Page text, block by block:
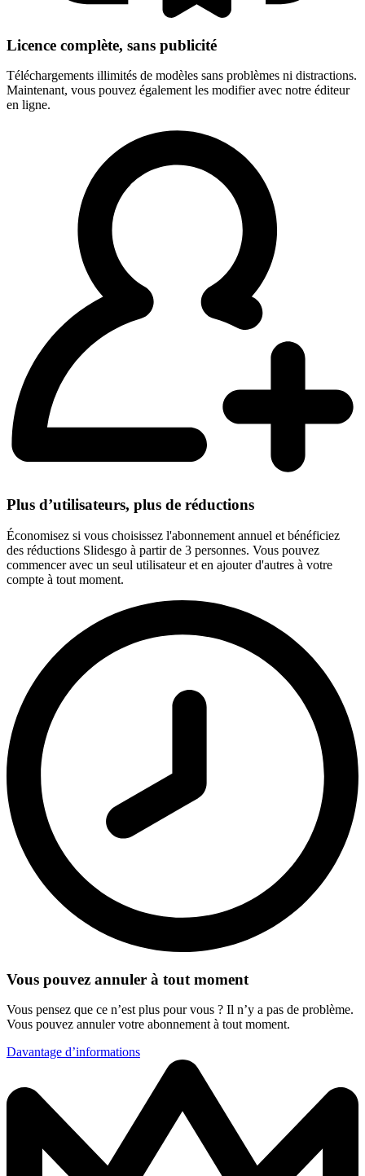
Licence complète, sans publicité
Téléchargements illimités de modèles sans problèmes ni distractions.
Maintenant, vous pouvez également les modifier avec notre éditeur
en ligne.
Plus d’utilisateurs, plus de réductions
Économisez si vous choisissez l'abonnement annuel et bénéficiez
des réductions Slidesgo à partir de 3 personnes. Vous pouvez
commencer avec un seul utilisateur et en ajouter d'autres à votre
compte à tout moment.
Vous pouvez annuler à tout moment
Vous pensez que ce n’est plus pour vous ? Il n’y a pas de problème.
Vous pouvez annuler votre abonnement à tout moment.
Davantage d’informations